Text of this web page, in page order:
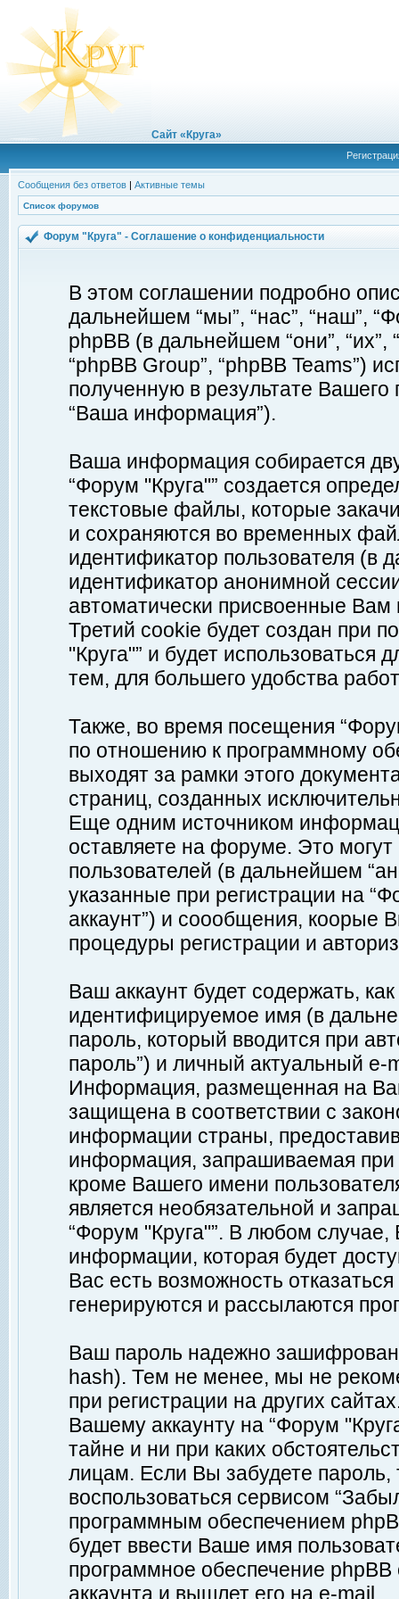
Сайт «Круга»
Сообщения без ответов | Активные темы
Список форумов
Форум "Круга" - Соглашение о конфиденциальности
В этом соглашении подробно
дальнейшем “мы”, “нас”, “наш”,
phpBB (в дальнейшем “они”, “их”,
“phpBB Group”, “phpBB Teams”)
полученную в результате
“Ваша информация”).
Ваша информация собирается
“Форум "Круга"” создается
текстовые файлы, которые
и сохраняются во временных
идентификатор пользователя (в
идентификатор анонимной
автоматически присвоенные
Третий cookie будет создан при
"Круга"” и будет
тем, для большего удобства
Также, во время посещения
по отношению к программному
выходят за рамки этого
страниц, созданных
Еще одним источником
оставляете на форуме. Это
пользователей (в дальнейшем
указанные при регистрации на
аккаунт”) и соообщения, коорые
процедуры регистрации и
Ваш аккаунт будет содержать,
идентифицируемое имя (в
пароль, который вводится при
пароль”) и личный актуальный
Информация, размещенная на
защищена в соответствии с
информации страны,
информация, запрашиваемая при
кроме Вашего имени
является необязательной и
“Форум "Круга"”. В любом
информации, которая будет
Вас есть возможность
генерируются и рассылаются
Ваш пароль надежно
hash). Тем не менее, мы не
при регистрации на других
Вашему аккаунту на “Форум
тайне и ни при каких
лицам. Если Вы забудете пароль,
воспользоваться сервисом
программным обеспечением
будет ввести Ваше имя
программное обеспечение
аккаунта и вышлет его на e-mail.